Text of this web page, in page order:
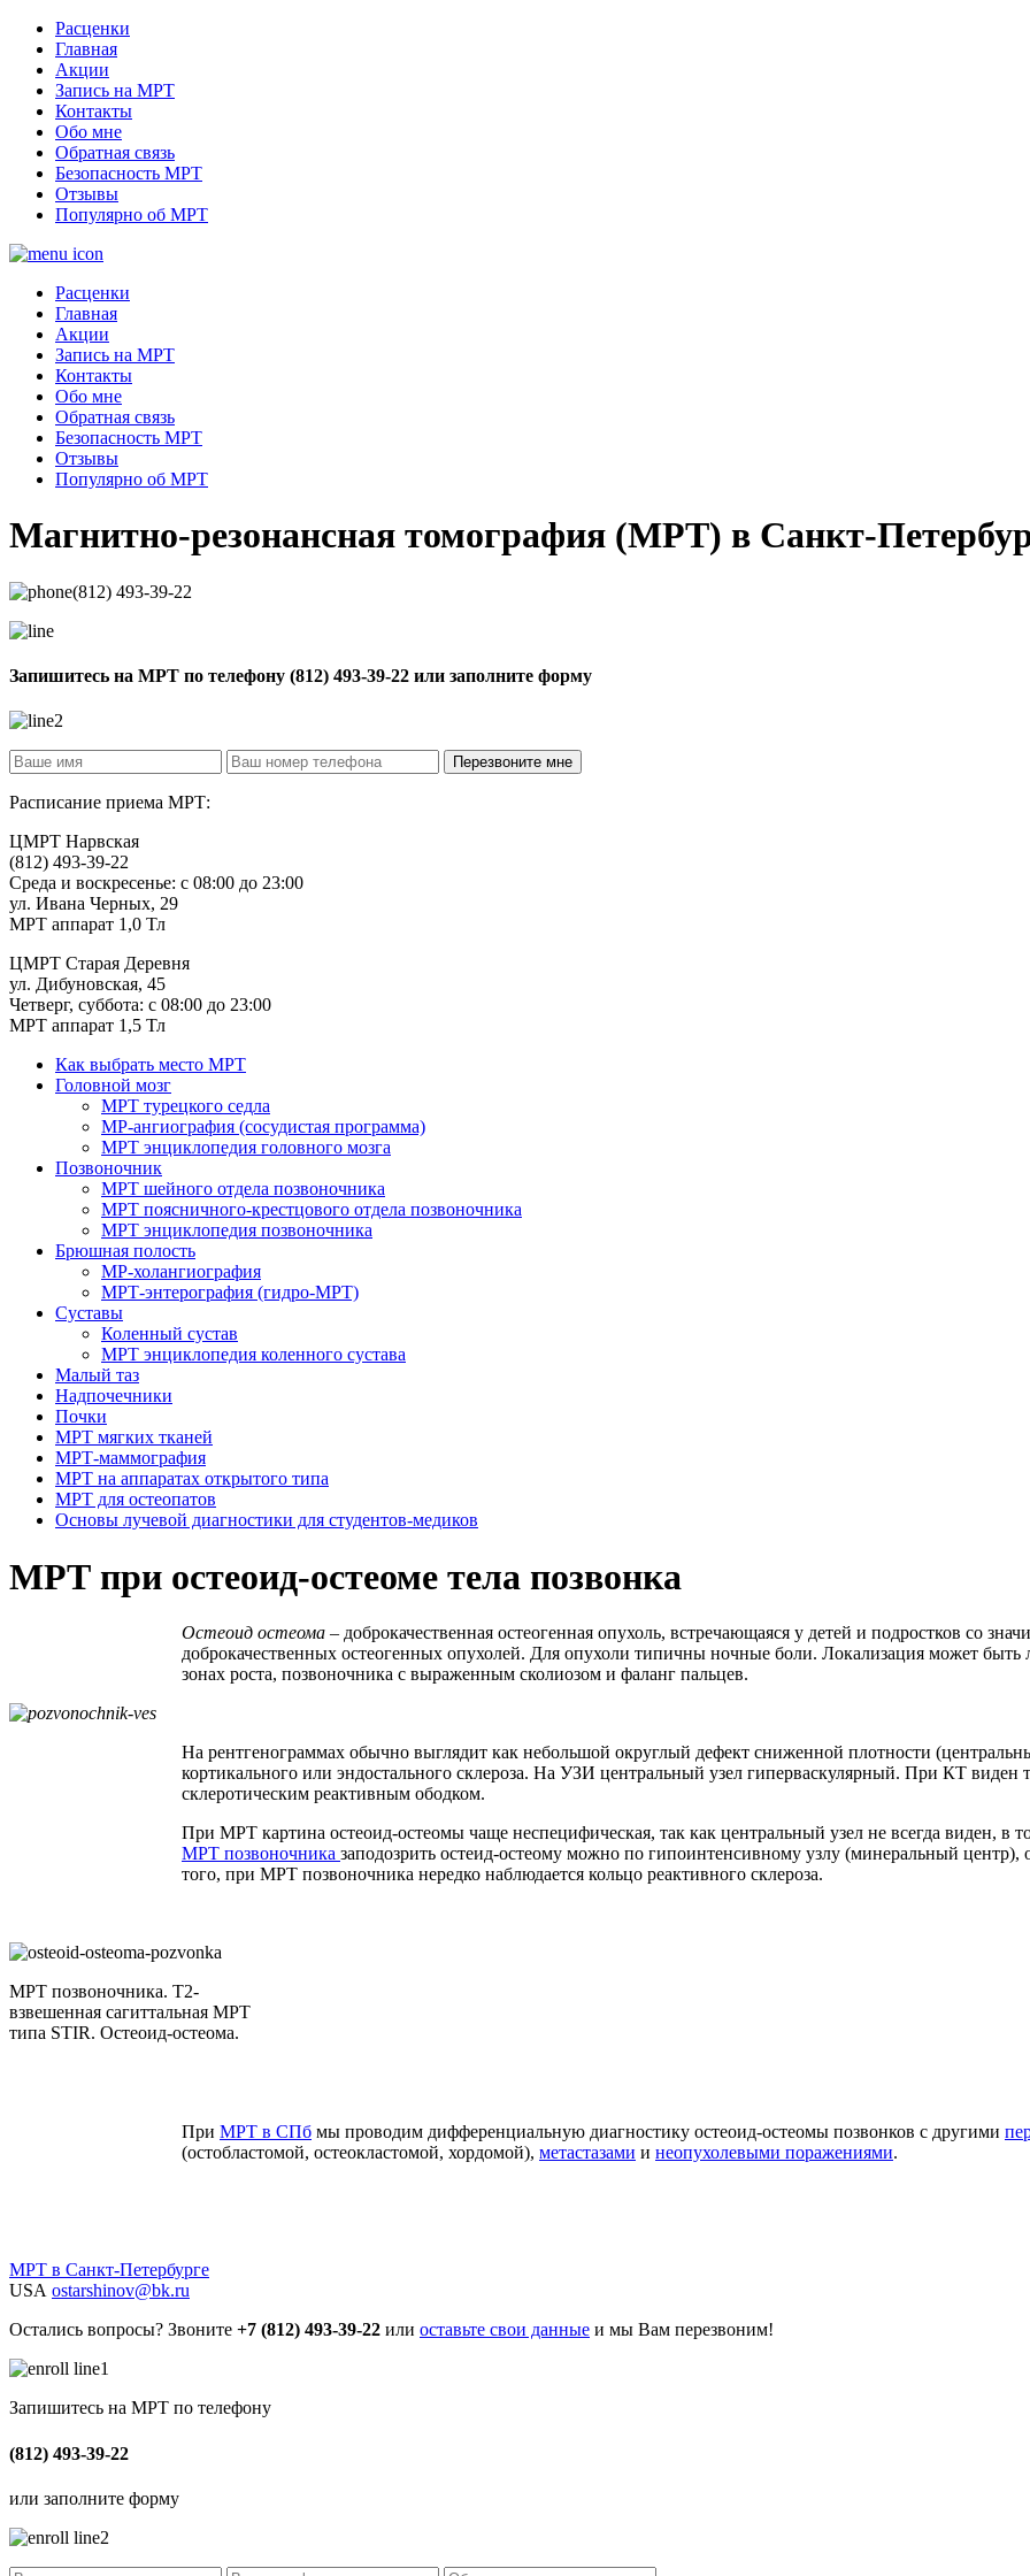
Расценки
Главная
Акции
Запись на МРТ
Контакты
Обо мне
Обратная связь
Безопасность МРТ
Отзывы
Популярно об МРТ
Расценки
Главная
Акции
Запись на МРТ
Контакты
Обо мне
Обратная связь
Безопасность МРТ
Отзывы
Популярно об МРТ
Магнитно-резонансная томография (МРТ) в Санкт-
(812) 493-39-22
Запишитесь на МРТ по телефону (812) 493-39-22 или заполните форму
Расписание приема МРТ:
ЦМРТ Нарвская
(812) 493-39-22
Среда и воскресенье: с 08:00 до 23:00
ул. Ивана Черных, 29
МРТ аппарат 1,0 Тл
ЦМРТ Старая Деревня
ул. Дибуновская, 45
Четверг, суббота: с 08:00 до 23:00
МРТ аппарат 1,5 Тл
Как выбрать место МРТ
Головной мозг
МРТ турецкого седла
МР-ангиография (сосудистая программа)
МРТ энциклопедия головного мозга
Позвоночник
МРТ шейного отдела позвоночника
МРТ поясничного-крестцового отдела позвоночника
МРТ энциклопедия позвоночника
Брюшная полость
МР-холангиография
МРТ-энтерография (гидро-МРТ)
Суставы
Коленный сустав
МРТ энциклопедия коленного сустава
Малый таз
Надпочечники
Почки
МРТ мягких тканей
МРТ-маммография
МРТ на аппаратах открытого типа
МРТ для остеопатов
Основы лучевой диагностики для студентов-медиков
МРТ при остеоид-остеоме тела позвонка
Остеоид остеома – доброкачественная остеогенная опухоль, встречающаяся у детей и подростков со
доброкачественных остеогенных опухолей. Для опухоли типичны ночные боли. Локализация может
зонах роста, позвоночника с выраженным сколиозом и фаланг пальцев.
На рентгенограммах обычно выглядит как небольшой округлый дефект сниженной плотности
кортикального или эндостального склероза. На УЗИ центральный узел гиперваскулярный. При КТ
склеротическим реактивным ободком.
При МРТ картина остеоид-остеомы чаще неспецифическая, так как центральный узел не всегда виден, в
МРТ позвоночника заподозрить остеид-остеому можно по гипоинтенсивному узлу (минеральный
того, при МРТ позвоночника нередко наблюдается кольцо реактивного склероза.
МРТ позвоночника. Т2-
взвешенная сагиттальная МРТ
типа STIR. Остеоид-остеома.
При МРТ в СПб мы проводим дифференциальную диагностику остеоид-остеомы позвонков с другими
(остобластомой, остеокластомой, хордомой), метастазами и неопухолевыми поражениями.
МРТ в Санкт-Петербурге
USA ostarshinov@bk.ru
Остались вопросы? Звоните +7 (812) 493-39-22 или оставьте свои данные и мы Вам перезвоним!
Запишитесь на МРТ по телефону
(812) 493-39-22
или заполните форму